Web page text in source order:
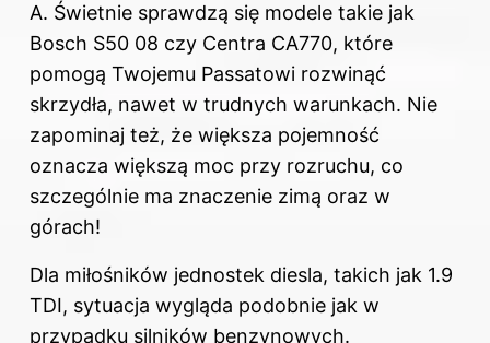
A. Świetnie sprawdzą się modele takie jak
Bosch S50 08 czy Centra CA770, które
pomogą Twojemu Passatowi rozwinąć
skrzydła, nawet w trudnych warunkach. Nie
zapominaj też, że większa pojemność
oznacza większą moc przy rozruchu, co
szczególnie ma znaczenie zimą oraz w
górach!
Dla miłośników jednostek diesla, takich jak 1.9
TDI, sytuacja wygląda podobnie jak w
przypadku silników benzynowych.